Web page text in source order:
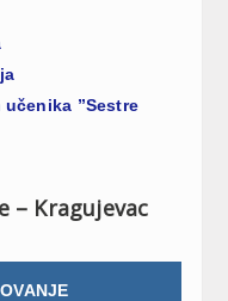
”Sestre
– Kragujevac